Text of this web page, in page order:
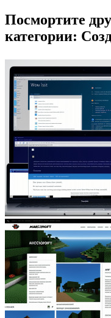
Посмортите
категории: